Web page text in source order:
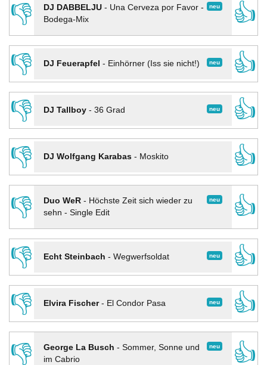
👎
neu
DJ DABBELJU- Una Cerveza por Favor -
Bodega-Mix
👍
👎
neu
DJ Feuerapfel - Einhörner (Iss sie nicht!)
👍
👎
neu
DJ Tallboy- 36 Grad
👍
👎
DJ Wolfgang Karabas- Moskito
👍
👎
neu
Duo WeR- Höchste Zeit sich wieder zu
sehn - Single Edit
👍
👎
neu
Echt Steinbach - Wegwerfsoldat
👍
👎
neu
Elvira Fischer- El Condor Pasa
👍
👎
neu
George La Busch - Sommer, Sonne und
im Cabrio
👍